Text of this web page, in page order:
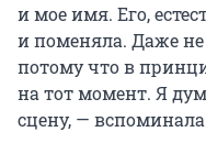
и мое имя. Его,
и поменяла. Даже не
потому что в
на тот момент. Я
сцену, —